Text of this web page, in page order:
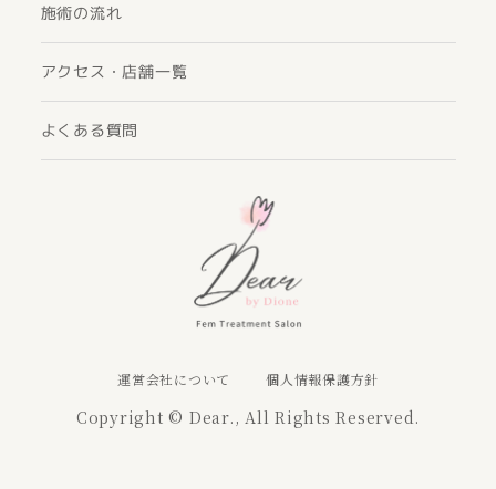
施術の流れ
アクセス・店舗一覧
よくある質問
運営会社について 個人情報保護方針
Copyright © Dear., All Rights Reserved.